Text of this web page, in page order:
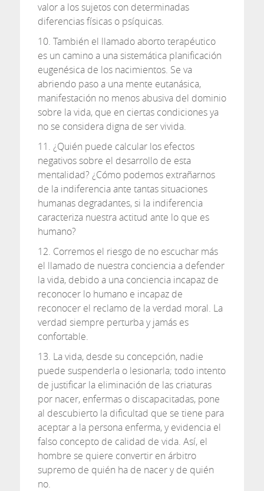
valor a los sujetos con determinadas
diferencias físicas o psíquicas.
10. También el llamado aborto terapéutico
es un camino a una sistemática planificación
eugenésica de los nacimientos. Se va
abriendo paso a una mente eutanásica,
manifestación no menos abusiva del dominio
sobre la vida, que en ciertas condiciones ya
no se considera digna de ser vivida.
11. ¿Quién puede calcular los efectos
negativos sobre el desarrollo de esta
mentalidad? ¿Cómo podemos extrañarnos
de la indiferencia ante tantas situaciones
humanas degradantes, si la indiferencia
caracteriza nuestra actitud ante lo que es
humano?
12. Corremos el riesgo de no escuchar más
el llamado de nuestra conciencia a defender
la vida, debido a una conciencia incapaz de
reconocer lo humano e incapaz de
reconocer el reclamo de la verdad moral. La
verdad siempre perturba y jamás es
confortable.
13. La vida, desde su concepción, nadie
puede suspenderla o lesionarla; todo intento
de justificar la eliminación de las criaturas
por nacer, enfermas o discapacitadas, pone
al descubierto la dificultad que se tiene para
aceptar a la persona enferma, y evidencia el
falso concepto de calidad de vida. Así, el
hombre se quiere convertir en árbitro
supremo de quién ha de nacer y de quién
no.